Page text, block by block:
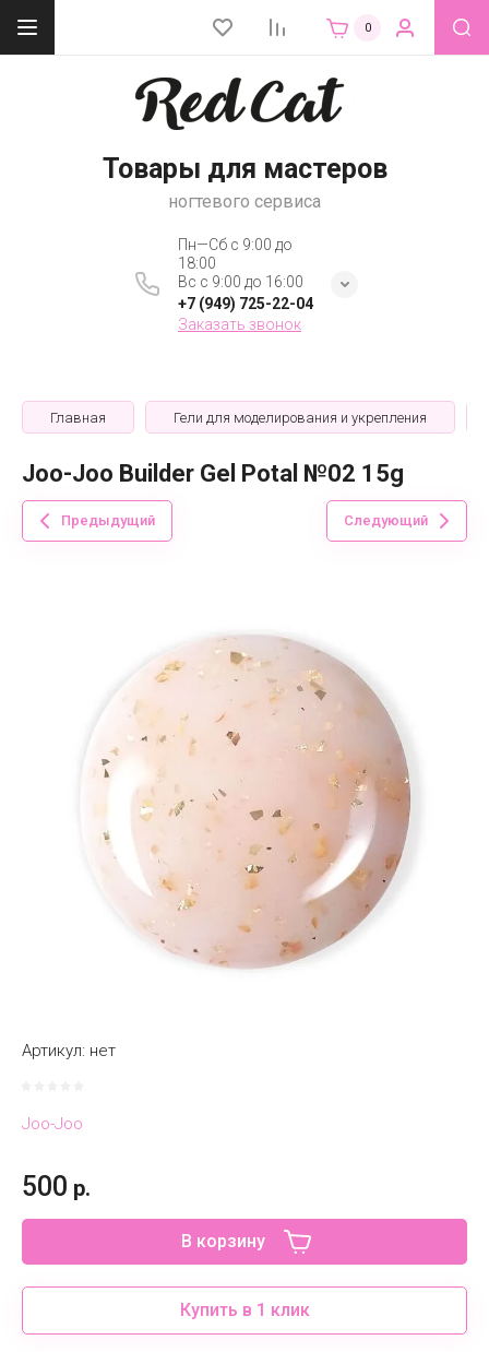
0
Товары для мастеров
ногтевого сервиса
Пн—Сб с 9:00 до
18:00
Вс с 9:00 до 16:00
+7 (949) 725-22-04
Заказать звонок
Главная Гели для моделирования и укрепления
Joo-Joo Builder Gel Potal №02 15g
Предыдущий Следующий
Артикул: нет
Joo-Joo
500 р.
В корзину
Купить в 1 клик